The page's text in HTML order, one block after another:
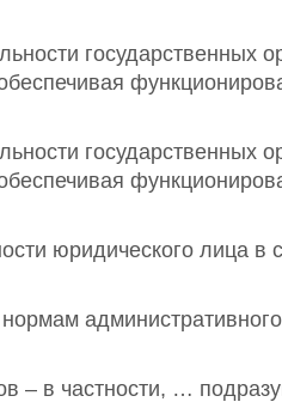
государственных
государственных
юридического лица в
– в частности, …